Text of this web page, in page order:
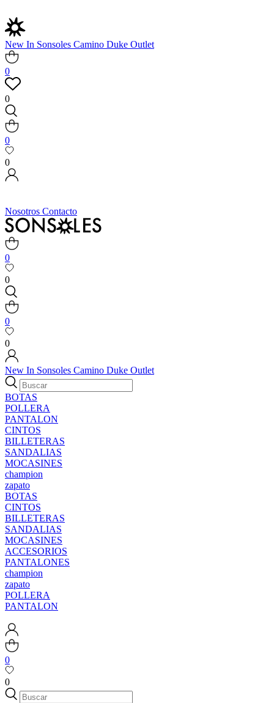
New In Sonsoles Camino Duke Outlet
0
0
0
0
Nosotros Contacto
0
0
0
0
New In Sonsoles Camino Duke Outlet
BOTAS
POLLERA
PANTALON
CINTOS
BILLETERAS
SANDALIAS
MOCASINES
champion
zapato
BOTAS
CINTOS
BILLETERAS
SANDALIAS
MOCASINES
ACCESORIOS
PANTALONES
champion
zapato
POLLERA
PANTALON
0
0